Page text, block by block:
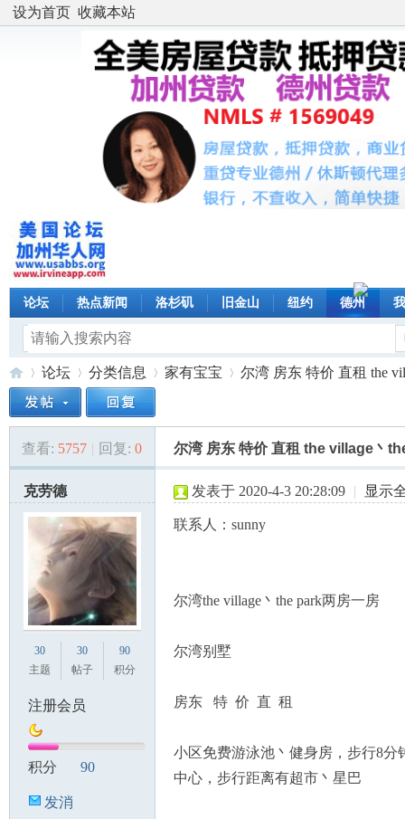
设为首页 收藏本站
论坛 热点新闻 洛杉矶 旧金山 纽约 德州
美»
论坛
›
分类信息 家有宝宝
›
尔湾 房东 特价 直租 the
查看: 5757 | 回复: 0 尔湾 房东 特价 直租 the village丶
克劳德
30
主题
30
帖子
90
积分
注册会员
积分 90
发消
发表于 2020-4-3 20:28:09 | 显示
联系人：sunny
尔湾the village丶the park两房一房
尔湾别墅
房东 特 价 直 租
小区免费游泳池丶健身房，步行8分
中心，步行距离有超市丶星巴